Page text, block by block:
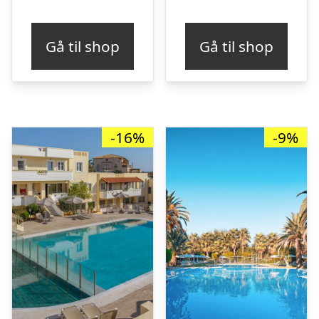
Gå til shop
kr. 6.536,68.
Gå til shop
-16% -9%